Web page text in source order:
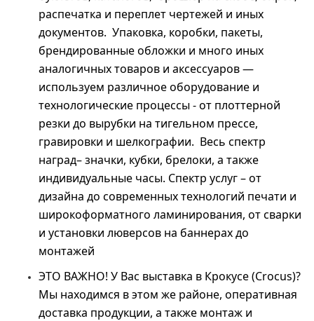
распечатка и переплет чертежей и иных
документов. Упаковка, коробки, пакеты,
брендированные обложки и много иных
аналогичных товаров и аксессуаров —
используем различное оборудование и
технологические процессы - от плоттерной
резки до вырубки на тигельном прессе,
гравировки и шелкографии. Весь спектр
наград– значки, кубки, брелоки, а также
индивидуальные часы. Спектр услуг – от
дизайна до современных технологий печати и
широкоформатного ламинирования, от сварки
и установки люверсов на баннерах до
монтажей
ЭТО ВАЖНО! У Вас выставка в Крокусе (Crocus)?
Мы находимся в этом же районе, оперативная
доставка продукции, а также монтаж и